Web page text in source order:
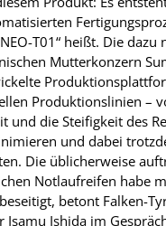
T01“ heißt. Die dazu
Mutterkonzern
Produktionslinien –
und die Steifigkeit des
und dabei
Die üblicherweise
Notlaufreifen habe
betont Falken-
Isamu Ishida im